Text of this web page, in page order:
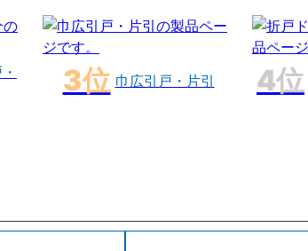
巾広引戸・片引